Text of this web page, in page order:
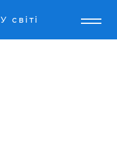
У світі